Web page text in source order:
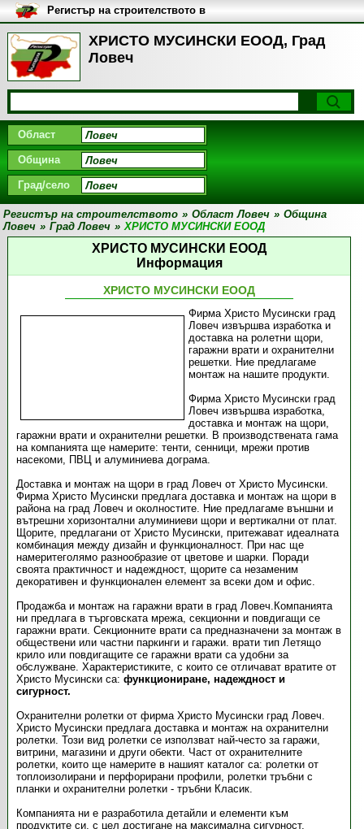
ХРИСТО МУСИНСКИ ЕООД, Град
Ловеч
Регистър на строителството в
България
Област
Община
Град/село
Регистър на строителството » Област Ловеч » Община
Ловеч » Град Ловеч » ХРИСТО МУСИНСКИ ЕООД
ХРИСТО МУСИНСКИ ЕООД
Информация
ХРИСТО МУСИНСКИ ЕООД
Фирма Христо Мусински град
Ловеч извършва изработка и
доставка на ролетни щори,
гаражни врати и охранителни
решетки. Ние предлагаме
монтаж на нашите продукти.
Фирма Христо Мусински град
Ловеч извършва изработка,
доставка и монтаж на щори,
гаражни врати и охранителни решетки. В производствената гама
на компанията ще намерите: тенти, сенници, мрежи против
насекоми, ПВЦ и алуминиева дограма.
Доставка и монтаж на щори в град Ловеч от Христо Мусински.
Фирма Христо Мусински предлага доставка и монтаж на щори в
района на град Ловеч и околностите. Ние предлагаме външни и
вътрешни хоризонтални алуминиеви щори и вертикални от плат.
Щорите, предлагани от Христо Мусински, притежават идеалната
комбинация между дизайн и функционалност. При нас ще
намеритеголямо разнообразие от цветове и шарки. Поради
своята практичност и надеждност, щорите са незаменим
декоративен и функционален елемент за всеки дом и офис.
Продажба и монтаж на гаражни врати в град Ловеч.Компанията
ни предлага в търговската мрежа, секционни и повдигащи се
гаражни врати. Секционните врати са предназначени за монтаж в
обществени или частни паркинги и гаражи. врати тип Летящо
крило или повдигащите се гаражни врати са удобни за
обслужване. Характеристиките, с които се отличават вратите от
Христо Мусински са: функциониране, надеждност и
сигурност.
Охранителни ролетки от фирма Христо Мусински град Ловеч.
Христо Мусински предлага доставка и монтаж на охранителни
ролетки. Този вид ролетки се използват най-често за гаражи,
витрини, магазини и други обекти. Част от охранителните
ролетки, които ще намерите в нашият каталог са: ролетки от
топлоизолирани и перфорирани профили, ролетки тръбни с
планки и охранителни ролетки - тръбни Класик.
Компанията ни е разработила детайли и елементи към
продуктите си, с цел достигане на максимална сигурност,